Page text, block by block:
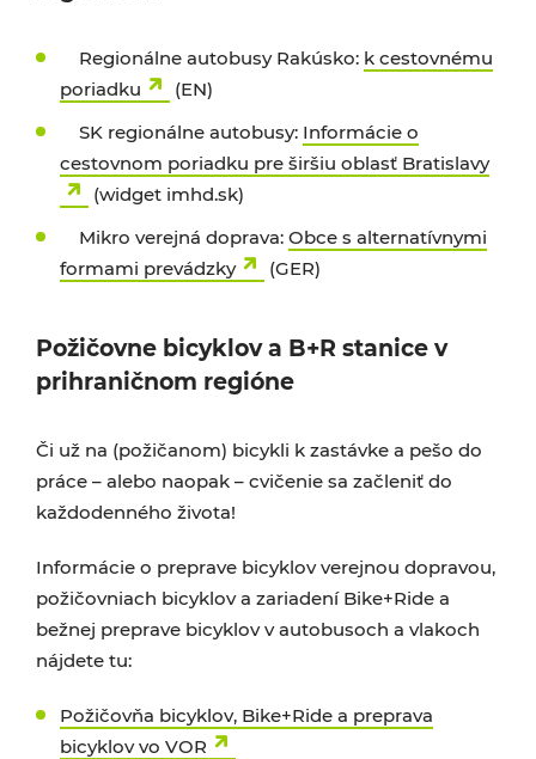
Regionálne autobusy Rakúsko: k cestovnému
poriadku
(EN)
SK regionálne autobusy: Informácie o
cestovnom poriadku pre širšiu oblasť Bratislavy
(widget imhd.sk)
Mikro verejná doprava: Obce s alternatívnymi
formami prevádzky
(GER)
Požičovne bicyklov a B+R stanice v
prihraničnom regióne
Či už na (požičanom) bicykli k zastávke a pešo do
práce – alebo naopak – cvičenie sa začleniť do
každodenného života!
Informácie o preprave bicyklov verejnou dopravou,
požičovniach bicyklov a zariadení Bike+Ride a
bežnej preprave bicyklov v autobusoch a vlakoch
nájdete tu:
Požičovňa bicyklov, Bike+Ride a preprava
bicyklov vo VOR